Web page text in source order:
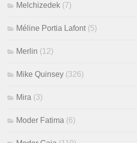
Melchizedek (7)
Méline Portia Lafont (5)
Merlin (12)
Mike Quinsey (326)
Mira (3)
Moder Fatima (6)